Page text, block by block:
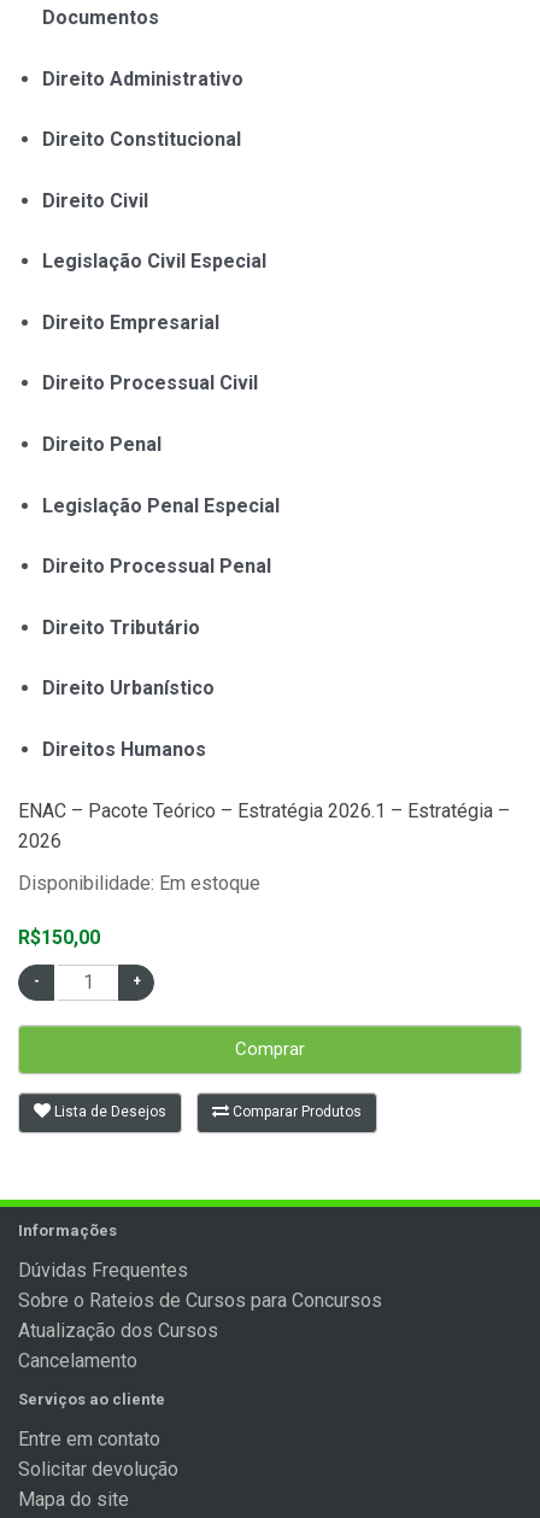
Documentos
Direito Administrativo
Direito Constitucional
Direito Civil
Legislação Civil Especial
Direito Empresarial
Direito Processual Civil
Direito Penal
Legislação Penal Especial
Direito Processual Penal
Direito Tributário
Direito Urbanístico
Direitos Humanos
ENAC – Pacote Teórico – Estratégia 2026.1 – Estratégia –
2026
Disponibilidade: Em estoque
R$150,00
Comprar
Lista de Desejos Comparar Produtos
Informações
Dúvidas Frequentes
Sobre o Rateios de Cursos para Concursos
Atualização dos Cursos
Cancelamento
Serviços ao cliente
Entre em contato
Solicitar devolução
Mapa do site